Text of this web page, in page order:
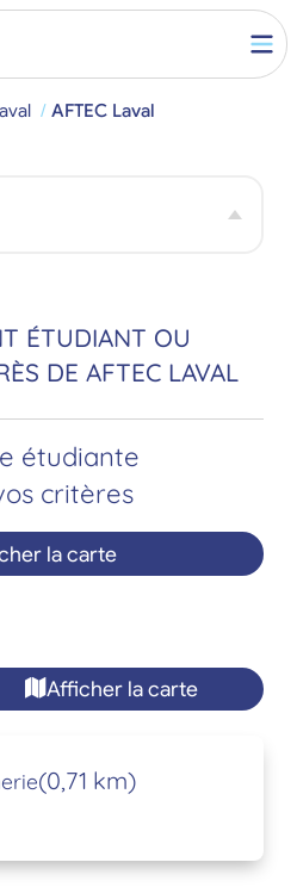
AFTEC Laval
ÉTUDIANT OU
DE AFTEC LAVAL
étudiante
critères
la carte
Afficher la carte
(0,71 km)